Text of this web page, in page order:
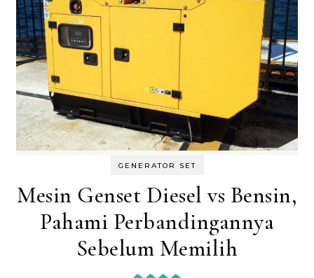
GENERATOR SET
Mesin Genset Diesel vs Bensin,
Pahami Perbandingannya
Sebelum Memilih